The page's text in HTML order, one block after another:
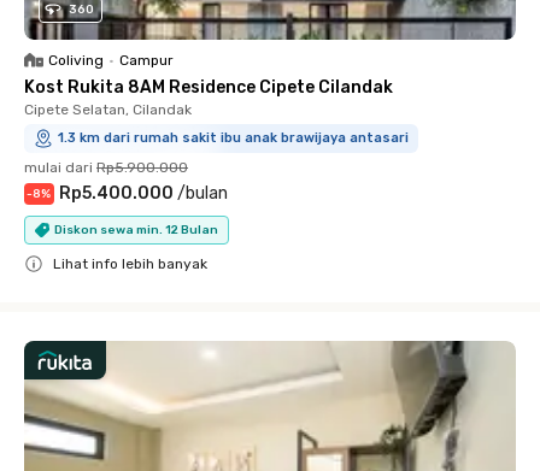
360
Coliving • Campur
Kost Rukita 8AM Residence Cipete Cilandak
Cipete Selatan, Cilandak
1.3 km dari rumah sakit ibu anak brawijaya antasari
mulai dari Rp5.900.000
-8% Rp5.400.000 /bulan
Diskon sewa min. 12 Bulan
Lihat info lebih banyak